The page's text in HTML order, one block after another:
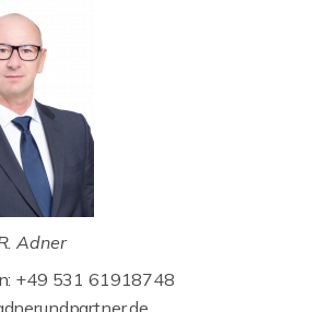
Adner
+49 531 61918748